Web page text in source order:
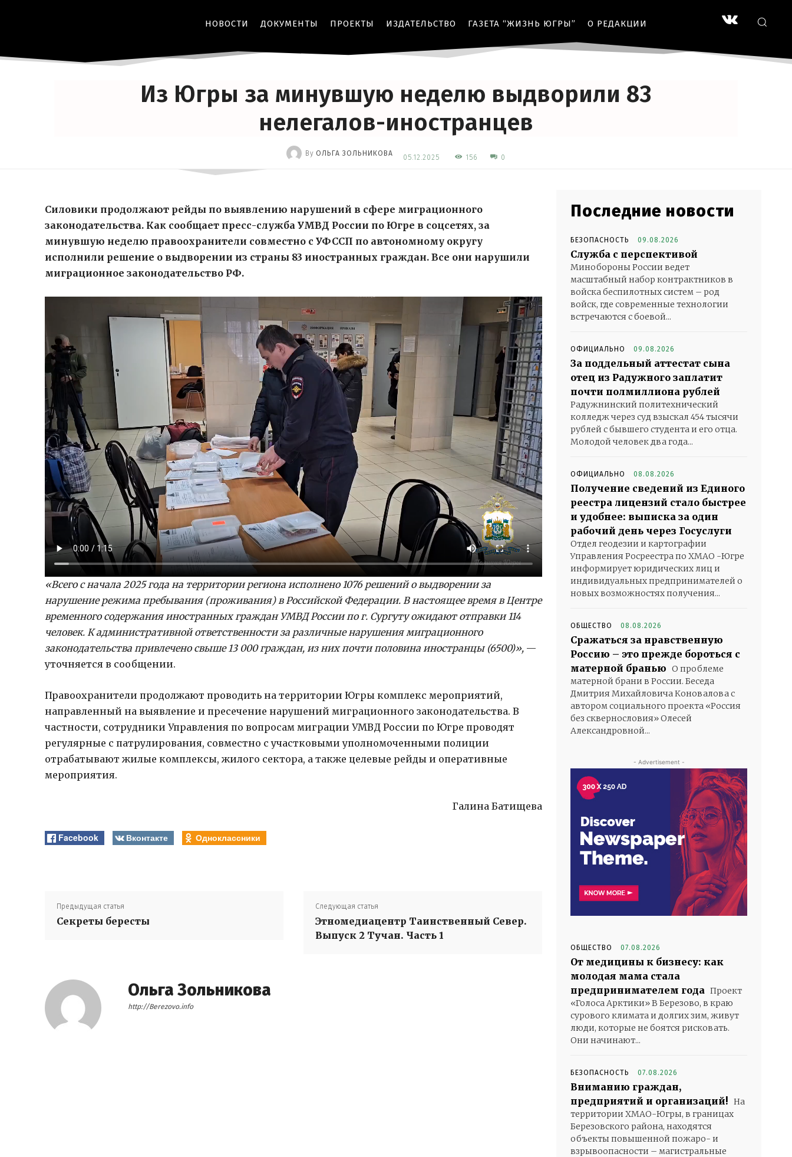
НОВОСТИ ДОКУМЕНТЫ ПРОЕКТЫ ИЗДАТЕЛЬСТВО ГАЗЕТА “ЖИЗНЬ ЮГРЫ” О РЕДАКЦИИ
Из Югры за минувшую неделю выдворили 83
нелегалов-иностранцев
By ОЛЬГА ЗОЛЬНИКОВА 05.12.2025 156 0
Силовики продолжают рейды по выявлению нарушений в сфере миграционного
законодательства. Как сообщает пресс-служба УМВД России по Югре в соцсетях, за
минувшую неделю правоохранители совместно с УФССП по автономному округу
исполнили решение о выдворении из страны 83 иностранных граждан. Все они нарушили
миграционное законодательство РФ.
«Всего с начала 2025 года на территории региона исполнено 1076 решений о выдворении за
нарушение режима пребывания (проживания) в Российской Федерации. В настоящее время в Центре
временного содержания иностранных граждан УМВД России по г. Сургуту ожидают отправки 114
человек. К административной ответственности за различные нарушения миграционного
законодательства привлечено свыше 13 000 граждан, из них почти половина иностранцы (6500)», —
уточняется в сообщении.
Правоохранители продолжают проводить на территории Югры комплекс мероприятий,
направленный на выявление и пресечение нарушений миграционного законодательства. В
частности, сотрудники Управления по вопросам миграции УМВД России по Югре проводят
регулярные с патрулирования, совместно с участковыми уполномоченными полиции
отрабатывают жилые комплексы, жилого сектора, а также целевые рейды и оперативные
мероприятия.
Галина Батищева
Facebook Вконтакте Одноклассники
Предыдущая статья
Секреты бересты
Следующая статья
Этномедиацентр Таинственный Север.
Выпуск 2 Тучан. Часть 1
Ольга Зольникова
http://Berezovo.info
Последние новости
БЕЗОПАСНОСТЬ 09.08.2026
Служба с перспективой
Минобороны России ведет
масштабный набор контрактников в
войска беспилотных систем – род
войск, где современные технологии
встречаются с боевой...
ОФИЦИАЛЬНО 09.08.2026
За поддельный аттестат сына
отец из Радужного заплатит
почти полмиллиона рублей
Радужнинский политехнический
колледж через суд взыскал 454 тысячи
рублей с бывшего студента и его отца.
Молодой человек два года...
ОФИЦИАЛЬНО 08.08.2026
Получение сведений из Единого
реестра лицензий стало быстрее
и удобнее: выписка за один
рабочий день через Госуслуги
Отдел геодезии и картографии
Управления Росреестра по ХМАО -Югре
информирует юридических лиц и
индивидуальных предпринимателей о
новых возможностях получения...
ОБЩЕСТВО 08.08.2026
Сражаться за нравственную
Россию – это прежде бороться с
матерной бранью О проблеме
матерной брани в России. Беседа
Дмитрия Михайловича Коновалова с
автором социального проекта «Россия
без сквернословия» Олесей
Александровной...
- Advertisement -
ОБЩЕСТВО 07.08.2026
От медицины к бизнесу: как
молодая мама стала
предпринимателем года Проект
«Голоса Арктики» В Березово, в краю
сурового климата и долгих зим, живут
люди, которые не боятся рисковать.
Они начинают...
БЕЗОПАСНОСТЬ 07.08.2026
Вниманию граждан,
предприятий и организаций! На
территории ХМАО-Югры, в границах
Березовского района, находятся
объекты повышенной пожаро- и
взрывоопасности – магистральные